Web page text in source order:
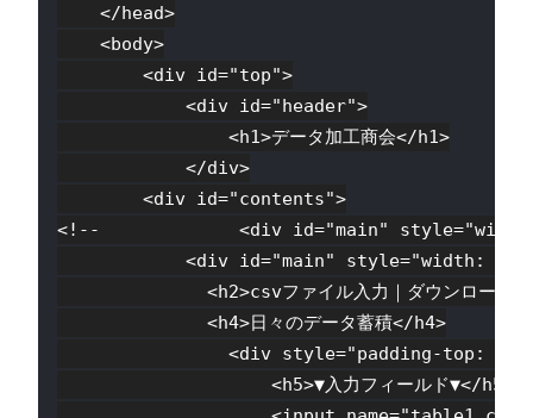
    </head>
    <body>
        <div id="top">
            <div id="header">
                <h1>データ加工商会</h1>
            </div>
        <div id="contents">
<!--             <div id="main" style="width:
<div id="main" style="width:
<h2>csvファイル入力｜ダウンロード
              <h4>日々のデータ蓄積</h4>
<div style="padding-top:
                    <h5>▼入力フィールド▼</h5>